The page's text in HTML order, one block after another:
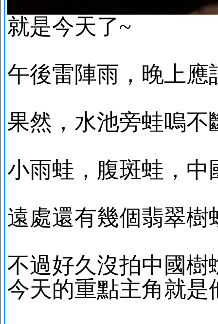
就是今天了~
午後雷陣雨，晚上應
果然，水池旁蛙嗚不
小雨蛙，腹斑蛙，中
遠處還有幾個翡翠樹
不過好久沒拍中國樹
今天的重點主角就是